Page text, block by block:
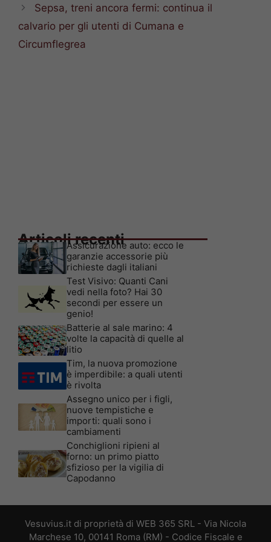
Sepsa, treni ancora fermi: continua il
calvario per gli utenti di Cumana e
Circumflegrea
Articoli recenti
Assicurazione auto: ecco le
garanzie accessorie più
richieste dagli italiani
Test Visivo: Quanti Cani
vedi nella foto? Hai 30
secondi per essere un
genio!
Batterie al sale marino: 4
volte la capacità di quelle al
litio
Tim, la nuova promozione
è imperdibile: a quali utenti
è rivolta
Assegno unico per i figli,
nuove tempistiche e
importi: quali sono i
cambiamenti
Conchiglioni ripieni al
forno: un primo piatto
sfizioso per la vigilia di
Capodanno
Vesuvius.it di proprietà di WEB 365 SRL - Via Nicola
Marchese 10, 00141 Roma (RM) - Codice Fiscale e